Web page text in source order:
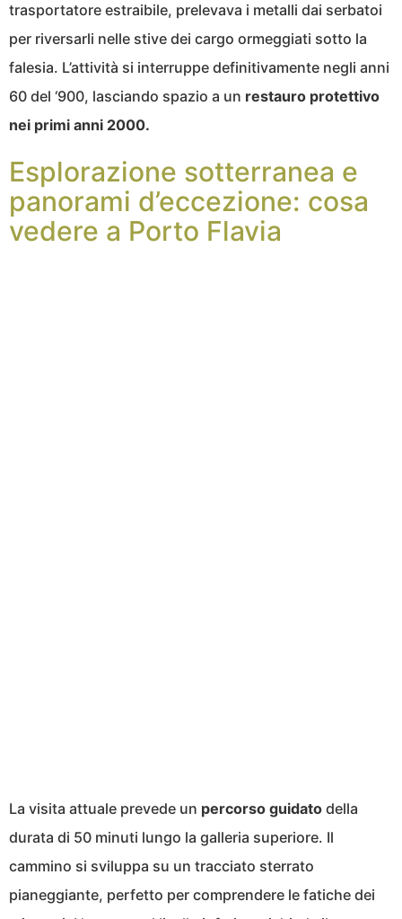
trasportatore estraibile, prelevava i metalli dai serbatoi
per riversarli nelle stive dei cargo ormeggiati sotto la
falesia. L’attività si interruppe definitivamente negli anni
60 del ‘900, lasciando spazio a un restauro protettivo
nei primi anni 2000.
Esplorazione sotterranea e
panorami d’eccezione: cosa
vedere a Porto Flavia
La visita attuale prevede un percorso guidato della
durata di 50 minuti lungo la galleria superiore. Il
cammino si sviluppa su un tracciato sterrato
pianeggiante, perfetto per comprendere le fatiche dei